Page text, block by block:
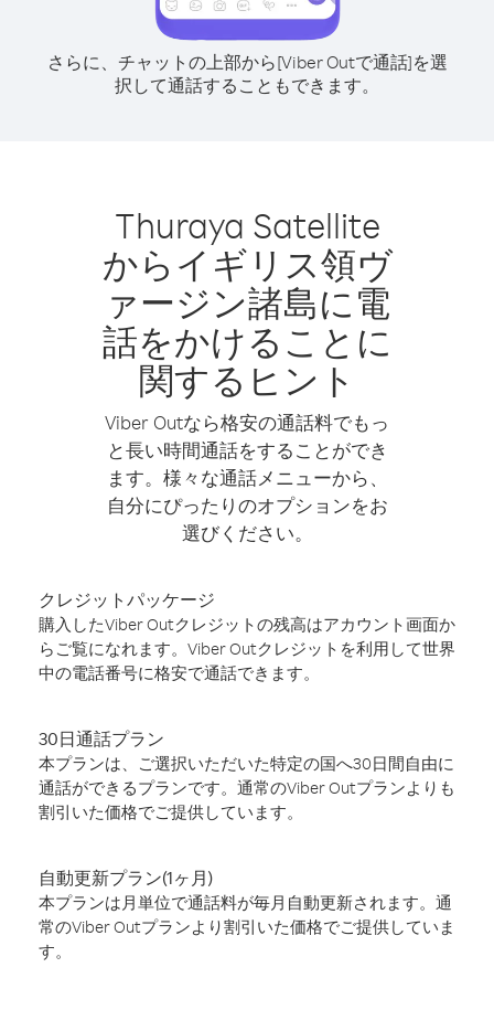
さらに、チャットの上部から[Viber Outで通話]を選
択して通話することもできます。
Thuraya Satellite
からイギリス領ヴ
ァージン諸島に電
話をかけることに
関するヒント
Viber Outなら格安の通話料でもっ
と長い時間通話をすることができ
ます。様々な通話メニューから、
自分にぴったりのオプションをお
選びください。
クレジットパッケージ
購入したViber Outクレジットの残高はアカウント画面か
らご覧になれます。Viber Outクレジットを利用して世界
中の電話番号に格安で通話できます。
30日通話プラン
本プランは、ご選択いただいた特定の国へ30日間自由に
通話ができるプランです。通常のViber Outプランよりも
割引いた価格でご提供しています。
自動更新プラン(1ヶ月)
本プランは月単位で通話料が毎月自動更新されます。通
常のViber Outプランより割引いた価格でご提供していま
す。